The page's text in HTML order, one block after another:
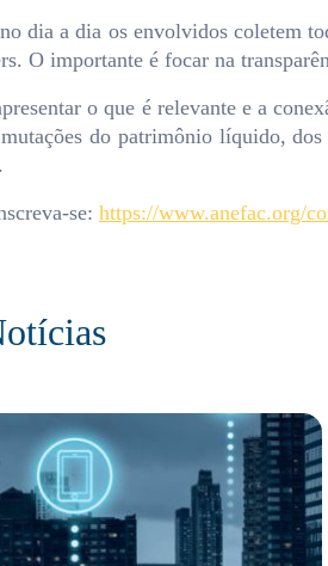
dia a dia os envolvidos coletem
O importante é focar na
o que é relevante e a
do patrimônio líquido,
se: https://www.anefac.org/